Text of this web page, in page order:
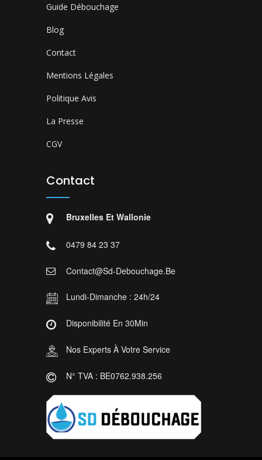
Guide Débouchage
Blog
Contact
Mentions Légales
Politique Avis
La Presse
CGV
Contact
Bruxelles Et Wallonie
0479 84 23 37
Contact@sd-Debouchage.be
Lundi-Dimanche : 24h/24
Disponibilité En 30Min
Nos Experts À Votre Service
N° TVA : BE0762.938.256